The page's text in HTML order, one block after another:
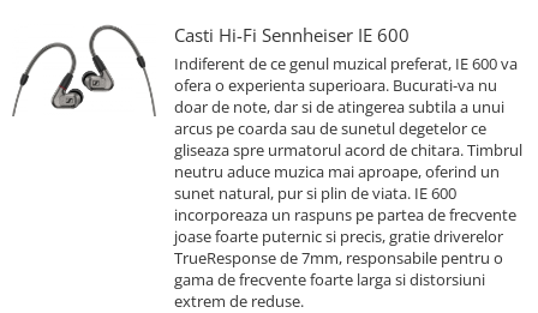
Casti Hi-Fi Sennheiser IE 600
Indiferent de ce genul muzical preferat, IE 600 va
ofera o experienta superioara. Bucurati-va nu
doar de note, dar si de atingerea subtila a unui
arcus pe coarda sau de sunetul degetelor ce
gliseaza spre urmatorul acord de chitara. Timbrul
neutru aduce muzica mai aproape, oferind un
sunet natural, pur si plin de viata. IE 600
incorporeaza un raspuns pe partea de frecvente
joase foarte puternic si precis, gratie driverelor
TrueResponse de 7mm, responsabile pentru o
gama de frecvente foarte larga si distorsiuni
extrem de reduse.